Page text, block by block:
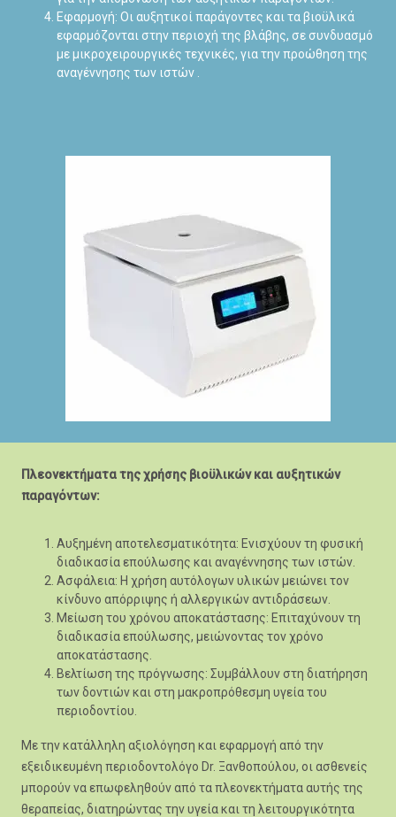
Εφαρμογή: Οι αυξητικοί παράγοντες και τα βιοϋλικά
εφαρμόζονται στην περιοχή της βλάβης, σε συνδυασμό
με μικροχειρουργικές τεχνικές, για την προώθηση της
αναγέννησης των ιστών .
Πλεονεκτήματα της χρήσης βιοϋλικών και αυξητικών
παραγόντων:
Αυξημένη αποτελεσματικότητα: Ενισχύουν τη φυσική
διαδικασία επούλωσης και αναγέννησης των ιστών.
Ασφάλεια: Η χρήση αυτόλογων υλικών μειώνει τον
κίνδυνο απόρριψης ή αλλεργικών αντιδράσεων.
Μείωση του χρόνου αποκατάστασης: Επιταχύνουν τη
διαδικασία επούλωσης, μειώνοντας τον χρόνο
αποκατάστασης.
Βελτίωση της πρόγνωσης: Συμβάλλουν στη διατήρηση
των δοντιών και στη μακροπρόθεσμη υγεία του
περιοδοντίου.
Με την κατάλληλη αξιολόγηση και εφαρμογή από την
εξειδικευμένη περιοδοντολόγο Dr. Ξανθοπούλου, οι ασθενείς
μπορούν να επωφεληθούν από τα πλεονεκτήματα αυτής της
θεραπείας, διατηρώντας την υγεία και τη λειτουργικότητα